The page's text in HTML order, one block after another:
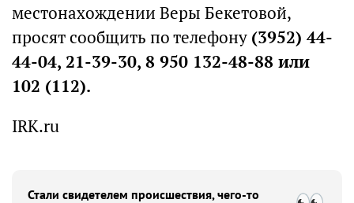
местонахождении Веры Бекетовой,
просят сообщить по телефону (3952) 44-
44-04, 21-39-30, 8 950 132-48-88 или
102 (112).
IRK.ru
Стали свидетелем происшествия, чего-то